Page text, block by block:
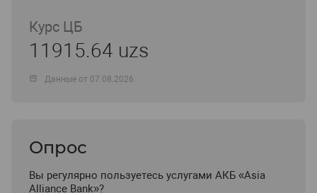
Курс ЦБ
11915.64 uzs
Данные от 07.08.2026
Опрос
Вы регулярно пользуетесь услугами АКБ «Asia
Alliance Bank»?